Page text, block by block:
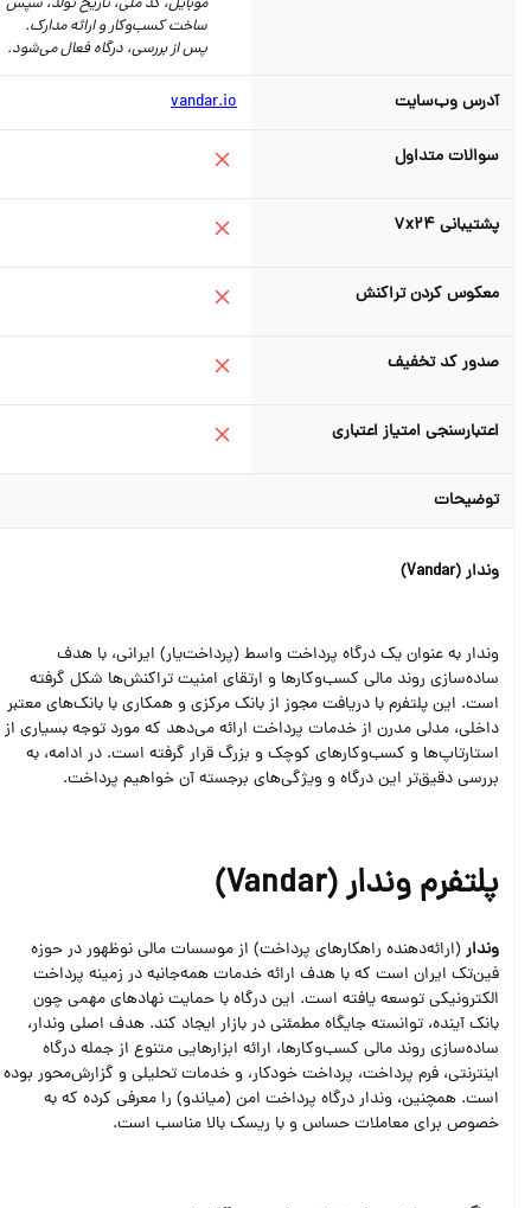
ساخت کسب‌وکار و ارائه مدارک.
پس از بررسی، درگاه فعال می‌شود.
آدرس وب‌سایت vandar.io
سوالات متداول
پشتیبانی ۷x۲۴
معکوس کردن تراکنش
صدور کد تخفیف
اعتبارسنجی امتیاز اعتباری
توضیحات
وندار (Vandar)
وندار به عنوان یک درگاه پرداخت واسط (پرداخت‌یار) ایرانی، با هدف
ساده‌سازی روند مالی کسب‌وکارها و ارتقای امنیت تراکنش‌ها شکل گرفته
است. این پلتفرم با دریافت مجوز از بانک مرکزی و همکاری با بانک‌های معتبر
داخلی، مدلی مدرن از خدمات پرداخت ارائه می‌دهد که مورد توجه بسیاری از
استارتاپ‌ها و کسب‌وکارهای کوچک و بزرگ قرار گرفته است. در ادامه، به
بررسی دقیق‌تر این درگاه و ویژگی‌های برجسته آن خواهیم پرداخت.
پلتفرم وندار (Vandar)
وندار(ارائه‌دهنده راهکارهای پرداخت) از موسسات مالی نوظهور در حوزه
فین‌تک ایران است که با هدف ارائه خدمات همه‌جانبه در زمینه پرداخت
الکترونیکی توسعه یافته است. این درگاه با حمایت نهادهای مهمی چون
بانک آینده، توانسته جایگاه مطمئنی در بازار ایجاد کند. هدف اصلی وندار،
ساده‌سازی روند مالی کسب‌وکارها، ارائه ابزارهایی متنوع از جمله درگاه
اینترنتی، فرم پرداخت، پرداخت خودکار، و خدمات تحلیلی و گزارش‌محور بوده
است. همچنین، وندار درگاه پرداخت امن (میاندو) را معرفی کرده که به
خصوص برای معاملات حساس و با ریسک بالا مناسب است.